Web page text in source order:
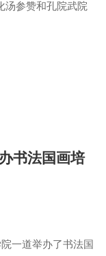
汤参赞和孔院武院
书法国画培
一道举办了书法国